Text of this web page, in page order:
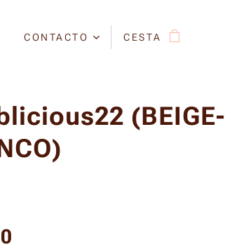
CONTACTO CESTA
(BEIGE-